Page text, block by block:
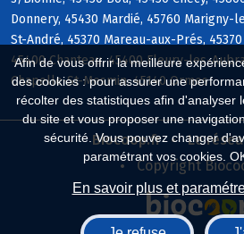
Afin de vous offrir la meilleure
des cookies : pour assurer une
récolter des statistiques afin d'analyser
du site et vous proposer une
sécurité. Vous pouvez changer
paramétrant vos cookies.
En savoir plus et
Donnery, 45430 Mardié, 45760 Marigny-
St-André, 45370 Mareau-aux-Prés,
45400 Chanteau, 45400 Fleury-les-
Chapelle-St-Mesmin, 45140 Ormes
Biocoop.fr
Le
Copyright